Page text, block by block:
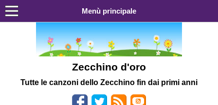
Menù principale
Zecchino d'oro
Tutte le canzoni dello Zecchino fin dai primi anni